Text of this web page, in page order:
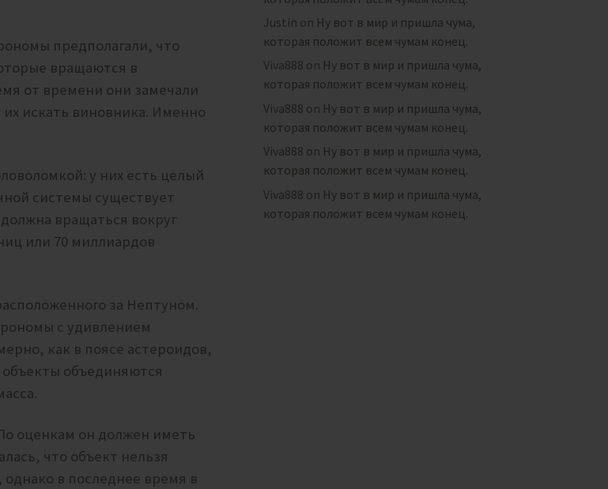
предполагали, что
вращаются в
от времени они замечали
искать виновника. Именно
у них есть целый
системы существует
должна вращаться вокруг
или 70 миллиардов
за Нептуном.
с удивлением
как в поясе астероидов,
объединяются
оценкам он должен иметь
что объект нельзя
в последнее время в
Justin on Ну вот в мир и пришла чума,
которая положит всем чумам конец.
Viva888 on Ну вот в мир и пришла чума,
которая положит всем чумам конец.
Viva888 on Ну вот в мир и пришла чума,
которая положит всем чумам конец.
Viva888 on Ну вот в мир и пришла чума,
которая положит всем чумам конец.
Viva888 on Ну вот в мир и пришла чума,
которая положит всем чумам конец.